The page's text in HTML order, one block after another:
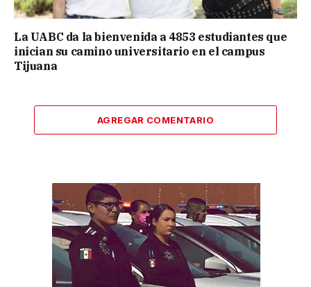
La UABC da la bienvenida a 4853 estudiantes que
inician su camino universitario en el campus
Tijuana
AGREGAR COMENTARIO